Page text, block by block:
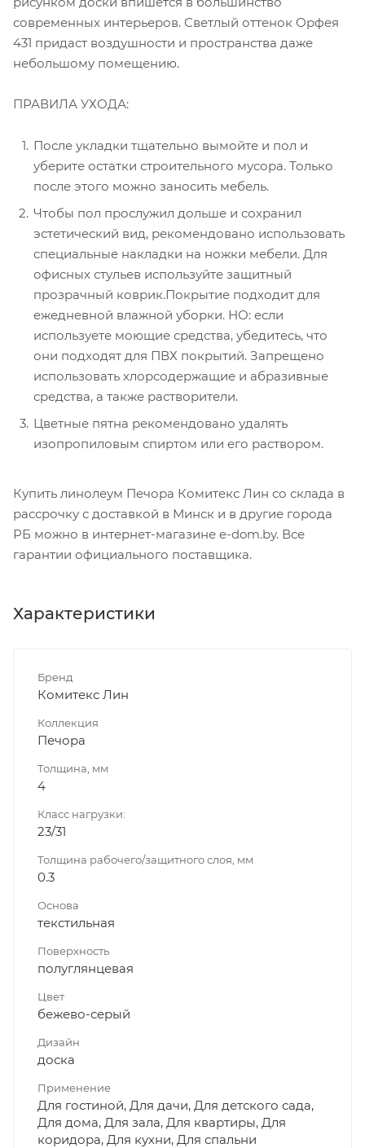
современных интерьеров. Светлый оттенок Орфея
431 придаст воздушности и пространства даже
небольшому помещению.
ПРАВИЛА УХОДА:
После укладки тщательно вымойте и пол и
уберите остатки строительного мусора. Только
после этого можно заносить мебель.
Чтобы пол прослужил дольше и сохранил
эстетический вид, рекомендовано использовать
специальные накладки на ножки мебели. Для
офисных стульев используйте защитный
прозрачный коврик.Покрытие подходит для
ежедневной влажной уборки. НО: если
используете моющие средства, убедитесь, что
они подходят для ПВХ покрытий. Запрещено
использовать хлорсодержащие и абразивные
средства, а также растворители.
Цветные пятна рекомендовано удалять
изопропиловым спиртом или его раствором.
Купить линолеум Печора Комитекс Лин со склада в
рассрочку с доставкой в Минск и в другие города
РБ можно в интернет-магазине e-dom.by. Все
гарантии официального поставщика.
Характеристики
Бренд
Комитекс Лин
Коллекция
Печора
Толщина, мм
4
Класс нагрузки:
23/31
Толщина рабочего/защитного слоя, мм
0.3
Основа
текстильная
Поверхность
полуглянцевая
Цвет
бежево-серый
Дизайн
доска
Применение
Для гостиной, Для дачи, Для детского сада,
Для дома, Для зала, Для квартиры, Для
коридора, Для кухни, Для спальни